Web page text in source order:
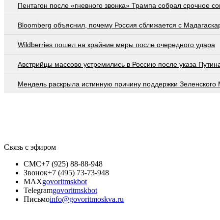
Пентагон после «гневного звонка» Трампа собрал срочное
Bloomberg объяснил, почему Россия сближается с
Wildberries пошел на крайние меры после очередного удара
Австрийцы массово устремились в Россию после указа
Мендель раскрыла истинную причину поддержки Зеленского
Связь с эфиром
СМС+7 (925) 88-88-948
Звонок+7 (495) 73-73-948
MAXgovoritmskbot
Telegramgovoritmskbot
Письмоinfo@govoritmoskva.ru